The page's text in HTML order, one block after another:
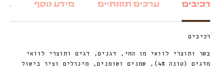
רכיבים ערכים תזונתיים מידע נוסף
רכיבים
בשר ותוצרי לוואי מן החי, דגנים, דגים ותוצרי לוואי
מדגים (טונה 4%), שמנים ושומנים, מינרלים וציר בישול